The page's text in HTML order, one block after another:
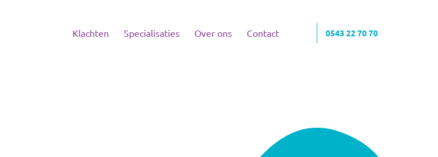
Klachten Specialisaties Over ons Contact 0543 22 70 70